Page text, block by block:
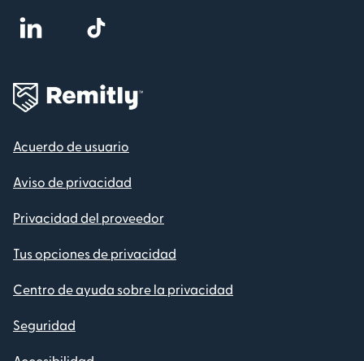
Acuerdo de usuario
Aviso de privacidad
Privacidad del proveedor
Tus opciones de privacidad
Centro de ayuda sobre la privacidad
Seguridad